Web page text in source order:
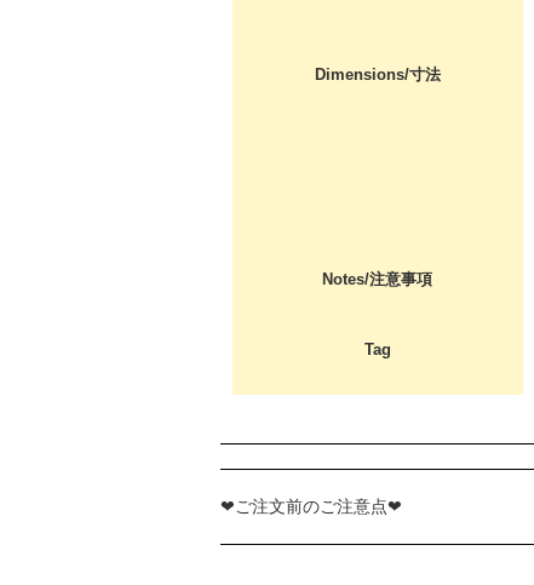
Dimensions/寸法
Notes/注意事項
Tag
❤ご注文前のご注意点❤